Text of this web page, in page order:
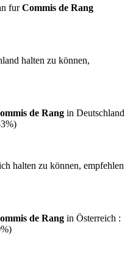
furCommis de Rang
halten zu können,
de Rang in Deutschland
)
halten zu können, empfehlen
de Rang in Österreich :
)